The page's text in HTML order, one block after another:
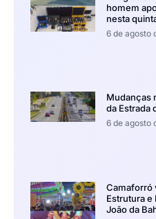
homem
nesta
6 de agosto
Mudanças
da Estrada
6 de agosto
Camaforró
Estrutura e
João da